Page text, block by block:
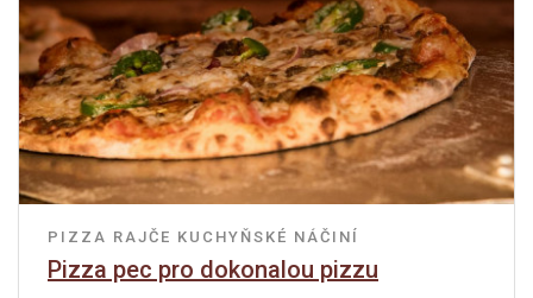
PIZZA RAJČE KUCHYŇSKÉ NÁČINÍ
Pizza pec pro dokonalou pizzu